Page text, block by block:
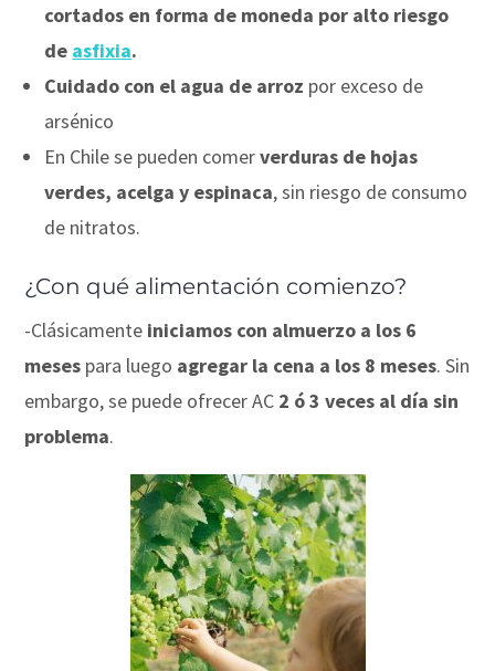
cortados en forma de moneda por alto riesgo
de asfixia.
Cuidado con el agua de arroz por exceso de
arsénico ⠀
En Chile se pueden comerverduras de hojas
verdes, acelga y espinaca, sin riesgo de consumo
de nitratos.
¿Con qué alimentación comienzo?
-Clásicamente iniciamos con almuerzo a los 6
meses para luego agregar la cena a los 8 meses. Sin
embargo, se puede ofrecer AC 2 ó 3 veces al día sin
problema.